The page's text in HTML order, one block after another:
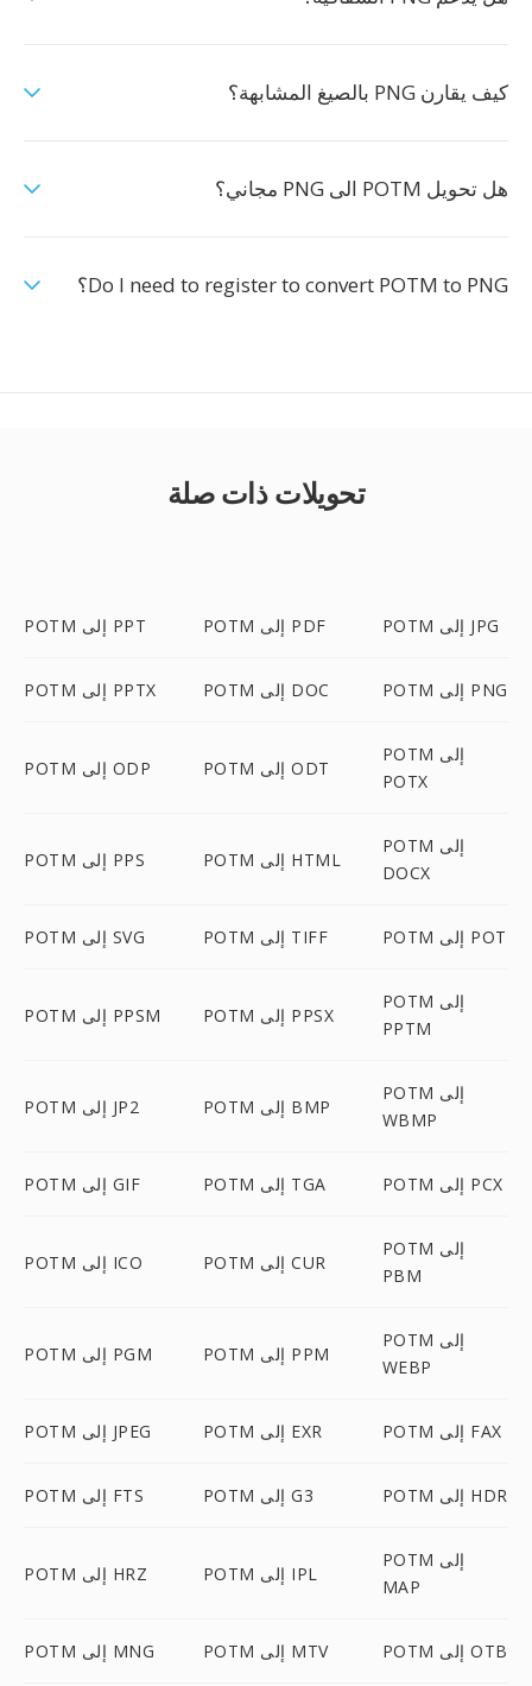
كيف يقارن PNG بالصيغ المشابهة؟
هل تحويل POTM الى PNG مجاني؟
Do I need to register to convert POTM to PNG؟
تحويلات ذات صلة
POTM إلى PPT POTM إلى PDF POTM إلى JPG
POTM إلى PPTX POTM إلى DOC POTM إلى PNG
POTM إلى ODP POTM إلى ODT
POTM إلى
POTX
POTM إلى PPS POTM إلى HTML
POTM إلى
DOCX
POTM إلى SVG POTM إلى TIFF POTM إلى POT
POTM إلى PPSM POTM إلى PPSX
POTM إلى
PPTM
POTM إلى JP2 POTM إلى BMP
POTM إلى
WBMP
POTM إلى GIF POTM إلى TGA POTM إلى PCX
POTM إلى ICO POTM إلى CUR
POTM إلى
PBM
POTM إلى PGM POTM إلى PPM
POTM إلى
WEBP
POTM إلى JPEG POTM إلى EXR POTM إلى FAX
POTM إلى FTS POTM إلى G3 POTM إلى HDR
POTM إلى HRZ POTM إلى IPL
POTM إلى
MAP
POTM إلى MNG POTM إلى MTV POTM إلى OTB